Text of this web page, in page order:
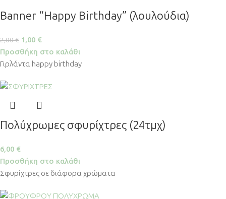
Banner “Happy Birthday” (λουλούδια)
2,00€ 1,00 €
Προσθήκη στο καλάθι
Γιρλάντα happy birthday
Πολύχρωμες σφυρίχτρες (24τμχ)
6,00 €
Προσθήκη στο καλάθι
Σφυρίχτρες σε διάφορα χρώματα